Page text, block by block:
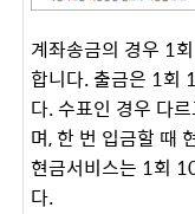
계좌송금의 경우 1
합니다. 출금은 1회
다. 수표인 경우 다
며, 한 번 입금할 때
현금서비스는 1회
다.